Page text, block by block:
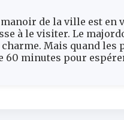
de la ville est en
à le visiter. Le
Mais quand les
60 minutes pour